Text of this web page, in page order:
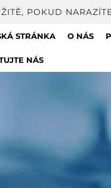
POKUD
STRÁNKA O NÁS
NÁS